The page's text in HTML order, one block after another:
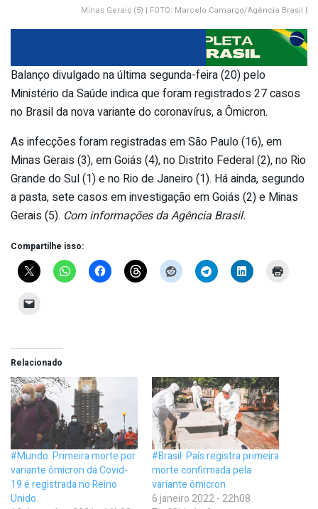
Minas Gerais (5) | FOTO: Marcelo Camargo/Agência Brasil |
Balanço divulgado na última segunda-feira (20) pelo
Ministério da Saúde indica que foram registrados 27 casos
no Brasil da nova variante do coronavírus, a Ômicron.
As infecções foram registradas em São Paulo (16), em
Minas Gerais (3), em Goiás (4), no Distrito Federal (2), no Rio
Grande do Sul (1) e no Rio de Janeiro (1). Há ainda, segundo
a pasta, sete casos em investigação em Goiás (2) e Minas
Gerais (5). Com informações da Agência Brasil.
Compartilhe isso:
Relacionado
#Mundo: Primeira morte por
variante ômicron da Covid-
19 é registrada no Reino
Unido
#Brasil: País registra primeira
morte confirmada pela
variante ômicron
6 janeiro 2022 - 22h08